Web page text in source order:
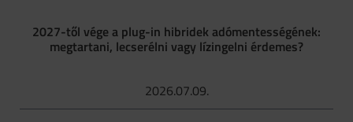
2027-től vége a plug-in hibridek adómentességének:
megtartani, lecserélni vagy lízingelni érdemes?
2026.07.09.